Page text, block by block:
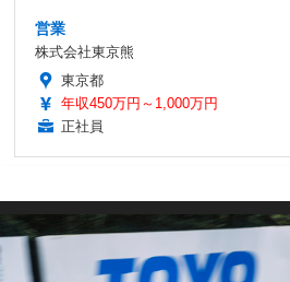
営業
株式会社東京熊
東京都
年収450万円～1,000万円
正社員